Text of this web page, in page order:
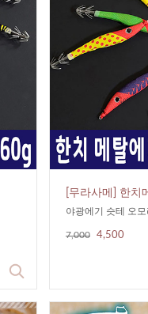
[무라사메] 한치
야광에기 슷테 오
7,000 4,500